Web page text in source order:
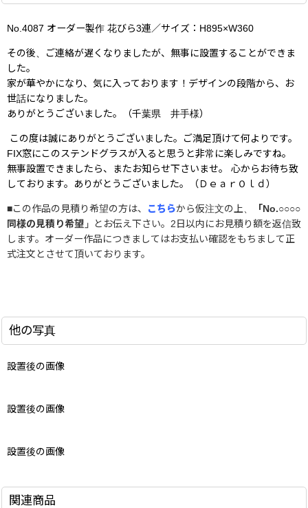
No.4087 オーダー製作 花びら3連／サイズ：H895×W360
その後、ご連絡が遅くなりましたが、無事に設置することができま
した。
家が華やかになり、気に入っております！デザインの段階から、お
世話になりました。
ありがとうございました。（千葉県 井手様）
この度は誠にありがとうございました。ご満足頂けて何よりです。
FIX窓にこのステンドグラスが入ると思うと非常に楽しみですね。
無事設置できましたら、またお知らせ下さいませ。 心からお待ち致
しております。ありがとうございました。（ＤｅａｒＯｌｄ）
■この作品の見積り希望の方は、 こちらから仮注文の上、
「No.○○○○
同様の見積り希望」 とお伝え下さい。2日以内にお見積り額を返信致
します。オーダー作品につきましてはお支払い確認をもちまして正
式注文とさせて頂いております。
他の写真
設置後の画像
設置後の画像
設置後の画像
関連商品